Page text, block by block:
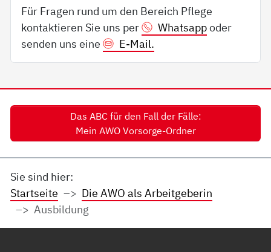
Für Fragen rund um den Bereich Pflege
kontaktieren Sie uns per
Whatsappoder
senden uns eine
E-Mail.
Das ABC für den Fall der Fälle:
Mein AWO Vorsorge-Ordner
Sie sind hier:
Startseite
Die AWO als Arbeitgeberin
Ausbildung